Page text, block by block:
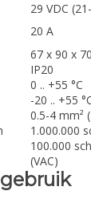
29 VDC
20 A
67 x 90 x
IP20
0 .. +55 °C
-20 .. +55
0.5-4 mm²
1.000.000
100.000
(VAC)